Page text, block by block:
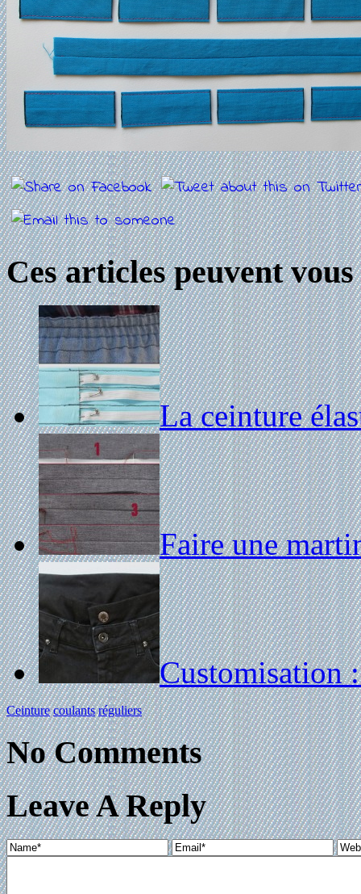
Ces articles peuvent
La ceinture
Faire une
Customisation
Ceinture coulants réguliers
No Comments
Leave A Reply